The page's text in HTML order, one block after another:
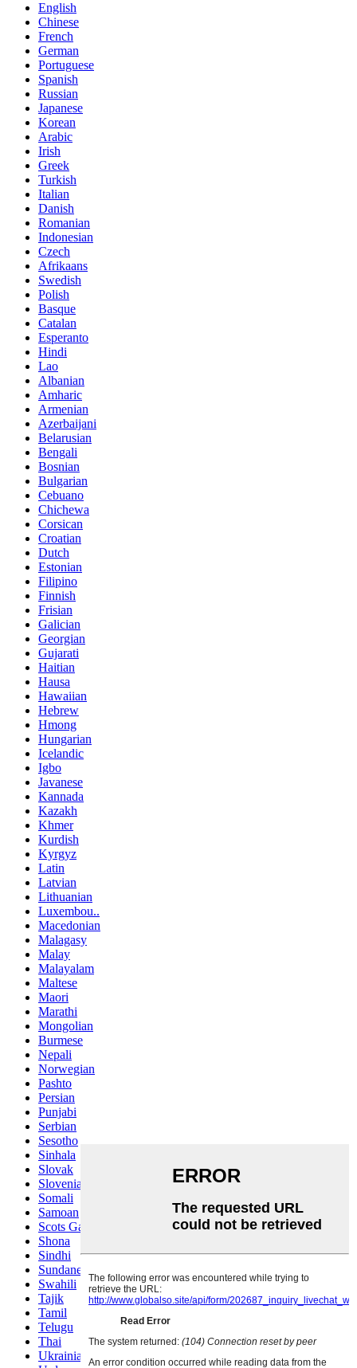
English
Chinese
French
German
Portuguese
Spanish
Russian
Japanese
Korean
Arabic
Irish
Greek
Turkish
Italian
Danish
Romanian
Indonesian
Czech
Afrikaans
Swedish
Polish
Basque
Catalan
Esperanto
Hindi
Lao
Albanian
Amharic
Armenian
Azerbaijani
Belarusian
Bengali
Bosnian
Bulgarian
Cebuano
Chichewa
Corsican
Croatian
Dutch
Estonian
Filipino
Finnish
Frisian
Galician
Georgian
Gujarati
Haitian
Hausa
Hawaiian
Hebrew
Hmong
Hungarian
Icelandic
Igbo
Javanese
Kannada
Kazakh
Khmer
Kurdish
Kyrgyz
Latin
Latvian
Lithuanian
Luxembou..
Macedonian
Malagasy
Malay
Malayalam
Maltese
Maori
Marathi
Mongolian
Burmese
Nepali
Norwegian
Pashto
Persian
Punjabi
Serbian
Sesotho
Sinhala
Slovak
Slovenian
Somali
Samoan
Scots Gaelic
Shona
Sindhi
Sundanese
Swahili
Tajik
Tamil
Telugu
Thai
Ukrainian